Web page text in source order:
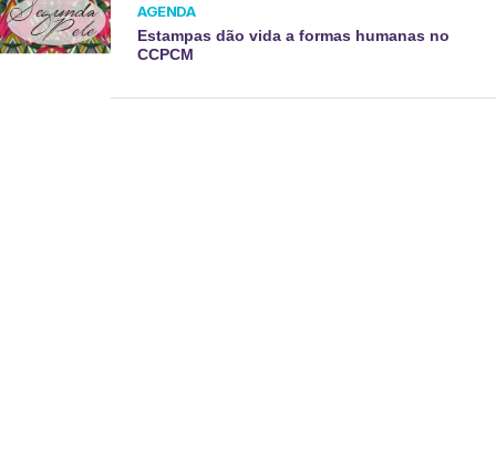
AGENDA
Estampas dão vida a formas humanas no
CCPCM